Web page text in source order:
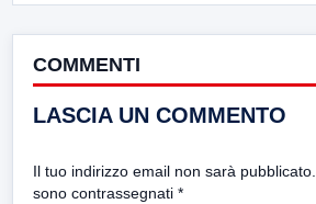
COMMENTI
LASCIA UN COMMENTO
Il tuo indirizzo email non sarà pubblicato.
sono contrassegnati *